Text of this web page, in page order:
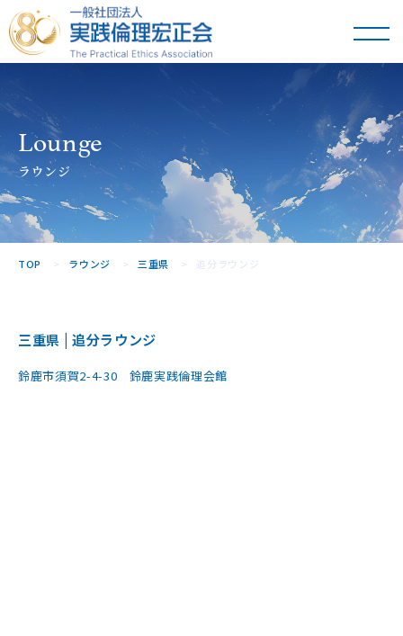
一般社団法人
実践倫理宏正会
Lounge
ラウンジ
TOP ラウンジ 三重県 追分ラウンジ
三重県 | 追分ラウンジ
鈴鹿市須賀2-4-30 鈴鹿実践倫理会館